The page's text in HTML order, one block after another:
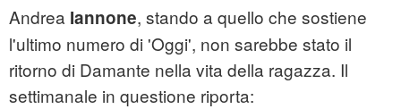
Andrea Iannone, stando a quello che sostiene
l'ultimo numero di 'Oggi', non sarebbe stato il
ritorno di Damante nella vita della ragazza. Il
settimanale in questione riporta: